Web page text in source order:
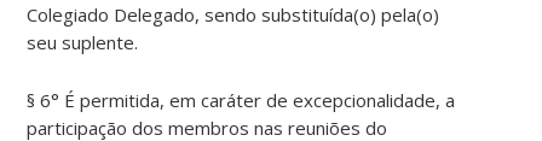
Colegiado Delegado, sendo substituída(o) pela(o)
seu suplente.
§ 6° É permitida, em caráter de excepcionalidade, a
participação dos membros nas reuniões do